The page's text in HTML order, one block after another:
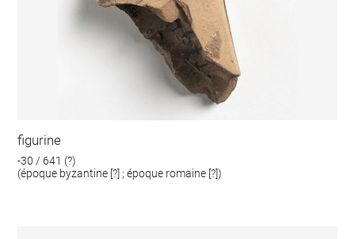
figurine
-30 / 641 (?)
(époque byzantine [?] ; époque romaine [?])